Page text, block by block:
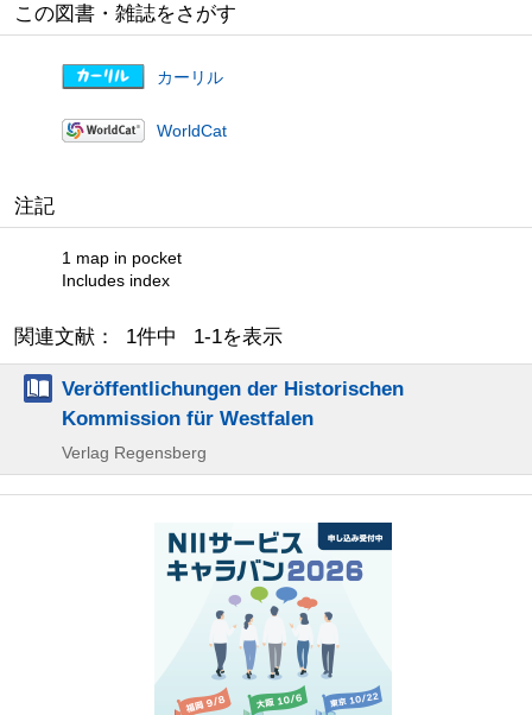
この図書・雑誌をさがす
カーリル
WorldCat
注記
1 map in pocket
Includes index
関連文献： 1件中 1-1を表示
Veröffentlichungen der Historischen
Kommission für Westfalen
Verlag Regensberg